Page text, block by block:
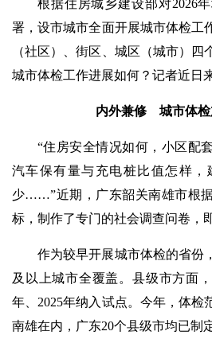
根据住房城乡建设部对2026
署，设市城市全面开展城市体检工
（社区）、街区、城区（城市）
城市体检工作进展如何？记者近日
内外兼修 城市体检
“住房安全情况如何，小区配
汽车保有量与充电桩比值怎样，
少……”近期，广东韶关南雄市根
标，制作了专门的社会调查问卷，
作为较早开展城市体检的省份
及以上城市全覆盖。县级市方面
年、2025年纳入试点。今年，体检
南雄在内，广东20个县级市均已制